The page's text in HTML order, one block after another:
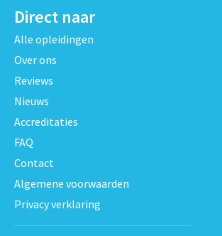
Direct naar
Alle opleidingen
Over ons
Reviews
Nieuws
Accreditaties
FAQ
Contact
Algemene voorwaarden
Privacy verklaring